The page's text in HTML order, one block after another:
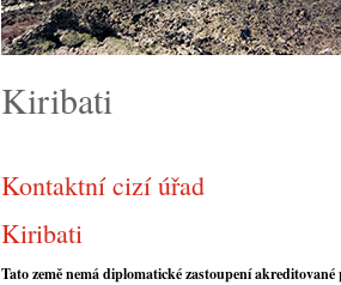
Kiribati
Kontaktní cizí úřad
Kiribati
Tato země nemá diplomatické zastoupení